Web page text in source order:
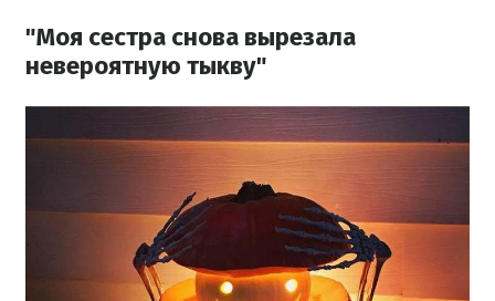
"Моя сестра снова вырезала
невероятную тыкву"